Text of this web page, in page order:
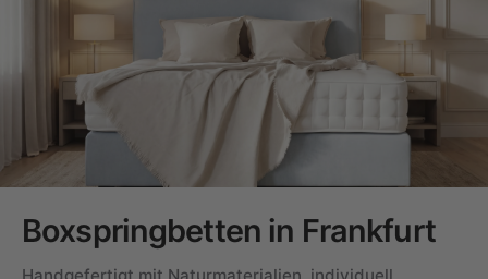
Boxspringbetten in Frankfurt